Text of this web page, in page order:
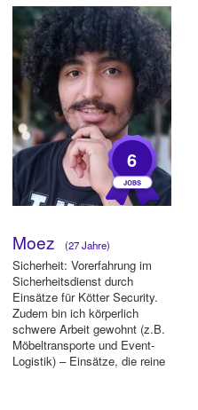
6
Moez (27 Jahre)
Sicherheit: Vorerfahrung im
Sicherheitsdienst durch
Einsätze für Kötter Security.
Zudem bin ich körperlich
schwere Arbeit gewohnt (z.B.
Möbeltransporte und Event-
Logistik) – Einsätze, die reine